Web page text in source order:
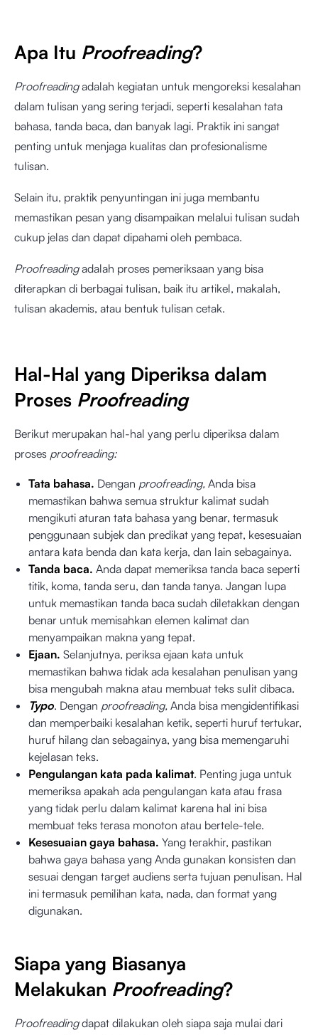
Apa Itu Proofreading?
Proofreadingadalah kegiatan untuk mengoreksi kesalahan
dalam tulisan yang sering terjadi, seperti kesalahan tata
bahasa, tanda baca, dan banyak lagi. Praktik ini sangat
penting untuk menjaga kualitas dan profesionalisme
tulisan.
Selain itu, praktik penyuntingan ini juga membantu
memastikan pesan yang disampaikan melalui tulisan sudah
cukup jelas dan dapat dipahami oleh pembaca.
Proofreadingadalah proses pemeriksaan yang bisa
diterapkan di berbagai tulisan, baik itu artikel, makalah,
tulisan akademis, atau bentuk tulisan cetak.
Hal-Hal yang Diperiksa dalam
Proses Proofreading
Berikut merupakan hal-hal yang perlu diperiksa dalam
proses proofreading:
Tata bahasa. Dengan proofreading, Anda bisa
memastikan bahwa semua struktur kalimat sudah
mengikuti aturan tata bahasa yang benar, termasuk
penggunaan subjek dan predikat yang tepat, kesesuaian
antara kata benda dan kata kerja, dan lain sebagainya.
Tanda baca. Anda dapat memeriksa tanda baca seperti
titik, koma, tanda seru, dan tanda tanya. Jangan lupa
untuk memastikan tanda baca sudah diletakkan dengan
benar untuk memisahkan elemen kalimat dan
menyampaikan makna yang tepat.
Ejaan. Selanjutnya, periksa ejaan kata untuk
memastikan bahwa tidak ada kesalahan penulisan yang
bisa mengubah makna atau membuat teks sulit dibaca.
Typo. Dengan proofreading, Anda bisa mengidentifikasi
dan memperbaiki kesalahan ketik, seperti huruf tertukar,
huruf hilang dan sebagainya, yang bisa memengaruhi
kejelasan teks.
Pengulangan kata pada kalimat. Penting juga untuk
memeriksa apakah ada pengulangan kata atau frasa
yang tidak perlu dalam kalimat karena hal ini bisa
membuat teks terasa monoton atau bertele-tele.
Kesesuaian gaya bahasa. Yang terakhir, pastikan
bahwa gaya bahasa yang Anda gunakan konsisten dan
sesuai dengan target audiens serta tujuan penulisan. Hal
ini termasuk pemilihan kata, nada, dan format yang
digunakan.
Siapa yang Biasanya
Melakukan Proofreading?
Proofreadingdapat dilakukan oleh siapa saja mulai dari